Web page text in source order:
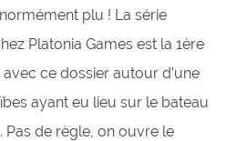
plu ! La série
Platonia Games est la 1ère
ce dossier autour d’une
ayant eu lieu sur le bateau
Pas de règle, on ouvre le